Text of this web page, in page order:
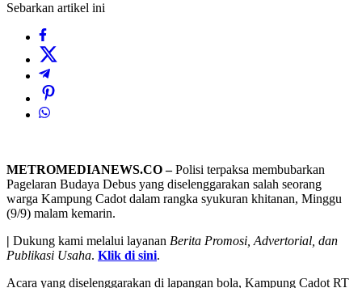
Sebarkan artikel ini
METROMEDIANEWS.CO –Polisi terpaksa membubarkan
Pagelaran Budaya Debus yang diselenggarakan salah seorang
warga Kampung Cadot dalam rangka syukuran khitanan, Minggu
(9/9) malam kemarin.
| Dukung kami melalui layanan Berita Promosi, Advertorial, dan
Publikasi Usaha. Klik di sini.
Acara yang diselenggarakan di lapangan bola, Kampung Cadot RT